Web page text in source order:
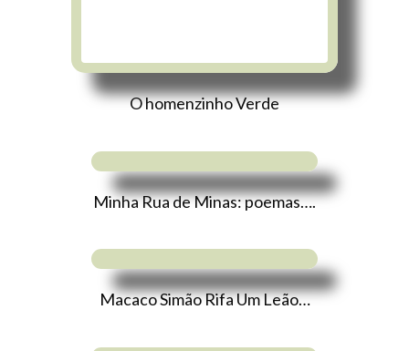
O homenzinho Verde
Minha Rua de Minas: poemas….
Macaco Simão Rifa Um Leão…